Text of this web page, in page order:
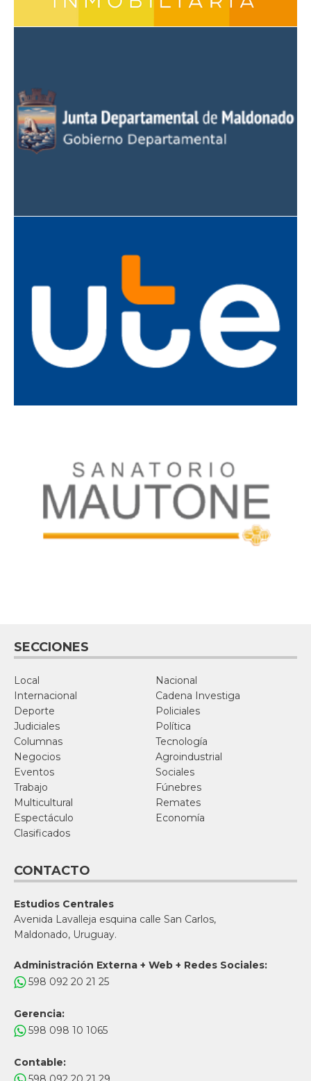
SECCIONES
Local
Nacional
Internacional
Cadena Investiga
Deporte
Policiales
Judiciales
Política
Columnas
Tecnología
Negocios
Agroindustrial
Eventos
Sociales
Trabajo
Fúnebres
Multicultural
Remates
Espectáculo
Economía
Clasificados
CONTACTO
Estudios Centrales
Avenida Lavalleja esquina calle San Carlos,
Maldonado, Uruguay.
Administración Externa + Web + Redes Sociales:
598 092 20 21 25
Gerencia:
598 098 10 1065
Contable: